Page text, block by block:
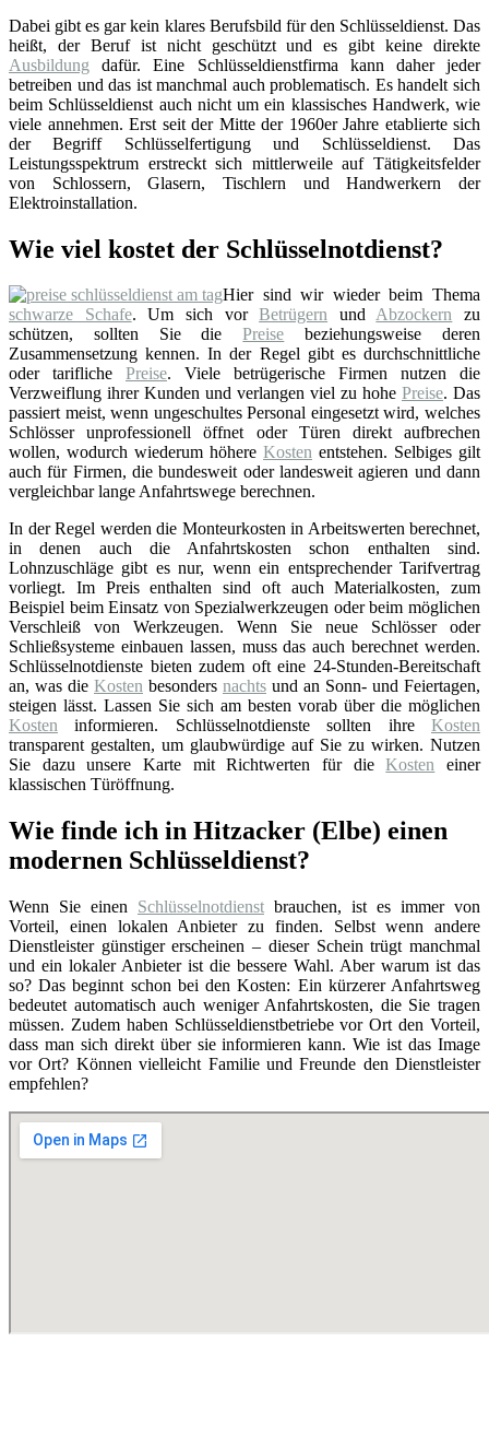
Dabei gibt es gar kein klares Berufsbild für den Schlüsseldienst. Das
heißt, der Beruf ist nicht geschützt und es gibt keine direkte
Ausbildung dafür. Eine Schlüsseldienstfirma kann daher jeder
betreiben und das ist manchmal auch problematisch. Es handelt sich
beim Schlüsseldienst auch nicht um ein klassisches Handwerk, wie
viele annehmen. Erst seit der Mitte der 1960er Jahre etablierte sich
der Begriff Schlüsselfertigung und Schlüsseldienst. Das
Leistungsspektrum erstreckt sich mittlerweile auf Tätigkeitsfelder
von Schlossern, Glasern, Tischlern und Handwerkern der
Elektroinstallation.
Wie viel kostet der Schlüsselnotdienst?
Hier sind wir wieder beim Thema
schwarze Schafe. Um sich vorBetrügern undAbzockern zu
schützen, sollten Sie diePreise beziehungsweise deren
Zusammensetzung kennen. In der Regel gibt es durchschnittliche
oder tarifliche Preise. Viele betrügerische Firmen nutzen die
Verzweiflung ihrer Kunden und verlangen viel zu hohe Preise. Das
passiert meist, wenn ungeschultes Personal eingesetzt wird, welches
Schlösser unprofessionell öffnet oder Türen direkt aufbrechen
wollen, wodurch wiederum höhere Kosten entstehen. Selbiges gilt
auch für Firmen, die bundesweit oder landesweit agieren und dann
vergleichbar lange Anfahrtswege berechnen.
In der Regel werden die Monteurkosten in Arbeitswerten berechnet,
in denen auch die Anfahrtskosten schon enthalten sind.
Lohnzuschläge gibt es nur, wenn ein entsprechender Tarifvertrag
vorliegt. Im Preis enthalten sind oft auch Materialkosten, zum
Beispiel beim Einsatz von Spezialwerkzeugen oder beim möglichen
Verschleiß von Werkzeugen. Wenn Sie neue Schlösser oder
Schließsysteme einbauen lassen, muss das auch berechnet werden.
Schlüsselnotdienste bieten zudem oft eine 24-Stunden-Bereitschaft
an, was die Kosten besonders nachts und an Sonn- und Feiertagen,
steigen lässt. Lassen Sie sich am besten vorab über die möglichen
Kosten informieren. Schlüsselnotdienste sollten ihre Kosten
transparent gestalten, um glaubwürdige auf Sie zu wirken. Nutzen
Sie dazu unsere Karte mit Richtwerten für dieKosten einer
klassischen Türöffnung.
Wie finde ich in Hitzacker (Elbe) einen
modernen Schlüsseldienst?
Wenn Sie einen Schlüsselnotdienst brauchen, ist es immer von
Vorteil, einen lokalen Anbieter zu finden. Selbst wenn andere
Dienstleister günstiger erscheinen – dieser Schein trügt manchmal
und ein lokaler Anbieter ist die bessere Wahl. Aber warum ist das
so? Das beginnt schon bei den Kosten: Ein kürzerer Anfahrtsweg
bedeutet automatisch auch weniger Anfahrtskosten, die Sie tragen
müssen. Zudem haben Schlüsseldienstbetriebe vor Ort den Vorteil,
dass man sich direkt über sie informieren kann. Wie ist das Image
vor Ort? Können vielleicht Familie und Freunde den Dienstleister
empfehlen?